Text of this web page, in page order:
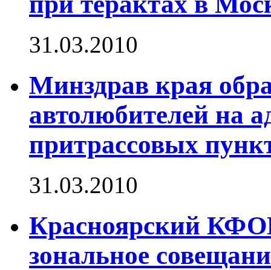
31.03.2010
Минздрав края
автолюбителей на
притрассовых
31.03.2010
Красноярский
зональное